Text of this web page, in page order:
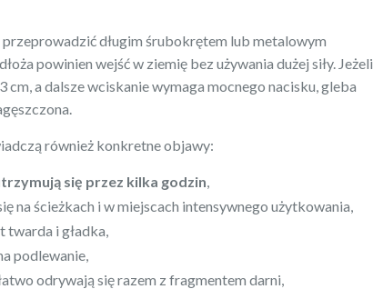
długim śrubokrętem lub metalowym
powinien wejść w ziemię bez używania dużej siły. Jeżeli
cm, a dalsze wciskanie wymaga mocnego nacisku, gleba
również konkretne objawy:
się przez kilka godzin,
na ścieżkach i w miejscach intensywnego użytkowania,
twarda i gładka,
podlewanie,
odrywają się razem z fragmentem darni,